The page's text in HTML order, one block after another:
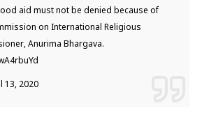
aid must not be denied because of
on International Religious
Anurima Bhargava.
13, 2020